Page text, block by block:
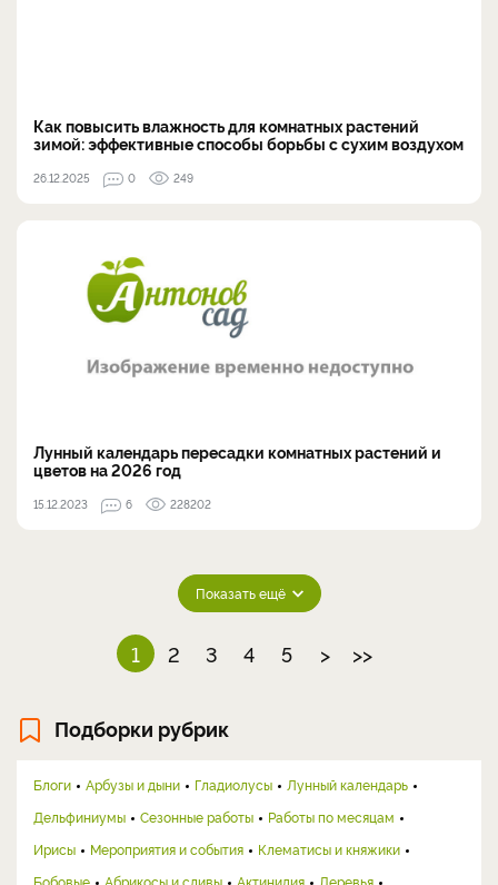
Как повысить влажность для комнатных растений
зимой: эффективные способы борьбы с сухим воздухом
26.12.2025 0 249
Лунный календарь пересадки комнатных растений и
цветов на 2026 год
15.12.2023 6 228202
Показать ещё
1 2 3 4 5 > >>
Подборки рубрик
Блоги Арбузы и дыни Гладиолусы
Лунный календарь
Дельфиниумы
Сезонные работы
Работы по месяцам
Ирисы
Мероприятия и события
Клематисы и княжики
Бобовые
Абрикосы и сливы Актинидия Деревья